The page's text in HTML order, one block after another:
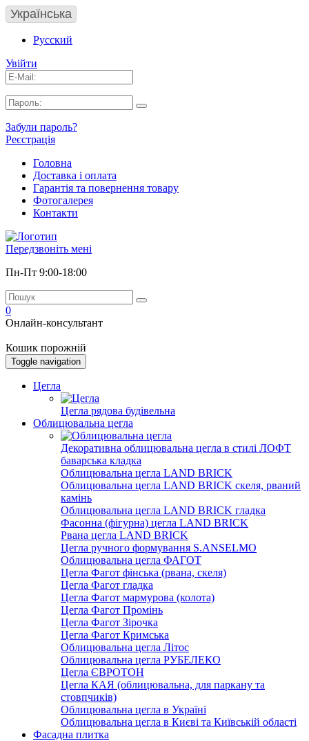
Українська
Русский
Увійти
Забули пароль?
Реєстрація
Головна
Доставка і оплата
Гарантія та повернення товару
Фотогалерея
Контакти
Передзвоніть мені
Пн-Пт 9:00-18:00
0
Онлайн-консультант
Кошик порожній
Toggle navigation
Цегла
Цегла рядова будівельна
Облицювальна цегла
Декоративна облицювальна цегла в стилі ЛОФТ
баварська кладка
Облицювальна цегла LAND BRICK
Облицювальна цегла LAND BRICK скеля, рваний
камінь
Облицювальна цегла LAND BRICK гладка
Фасонна (фігурна) цегла LAND BRICK
Рвана цегла LAND BRICK
Цегла ручного формування S.ANSELMO
Облицювальна цегла ФАГОТ
Цегла Фагот фінська (рвана, скеля)
Цегла Фагот гладка
Цегла Фагот мармурова (колота)
Цегла Фагот Промінь
Цегла Фагот Зірочка
Цегла Фагот Кримська
Облицювальна цегла Літос
Облицювальна цегла РУБЕЛЕКО
Цегла ЄВРОТОН
Цегла КАЯ (облицювальна, для паркану та
стовпчиків)
Облицювальна цегла в Україні
Облицювальна цегла в Києві та Київській області
Фасадна плитка